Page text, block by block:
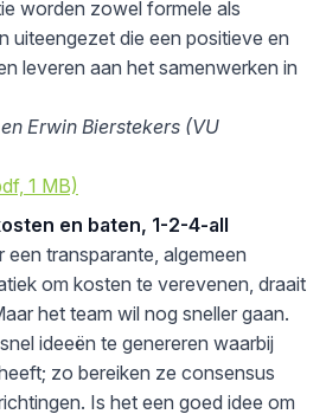
worden zowel formele als
uiteengezet die een positieve en
leveren aan het samenwerken in
Erwin Bierstekers (VU
1 MB)
en baten, 1-2-4-all
een transparante, algemeen
om kosten te verevenen, draait
het team wil nog sneller gaan.
ideeën te genereren waarbij
zo bereiken ze consensus
Is het een goed idee om